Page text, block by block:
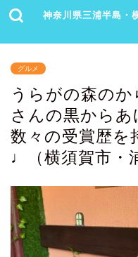
神奈川県三浦半島・
グルメ
うらがの森の
さんの黒からあ
数々の受賞歴を
♩（横須賀市・